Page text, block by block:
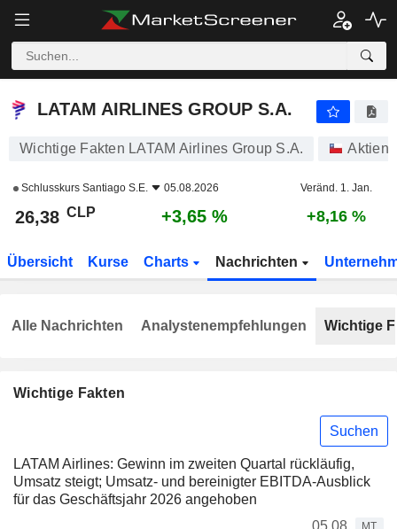
LATAM AIRLINES GROUP S.A.
LATAM AIRLINES GROUP S.A.
Wichtige Fakten LATAM Airlines Group S.A. Aktien
Schlusskurs Santiago S.E. 05.08.2026 Veränd. 1. Jan.
26,38 CLP +3,65 % +8,16 %
Übersicht Kurse Charts Nachrichten
Wichtige Fakten
Suchen
LATAM Airlines: Gewinn im zweiten Quartal rückläufig,
Umsatz steigt; Umsatz- und bereinigter EBITDA-Ausblick
für das Geschäftsjahr 2026 angehoben
MT
Alle Nachrichten Analystenempfehlungen Wichtige